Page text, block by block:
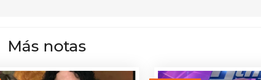
Más notas